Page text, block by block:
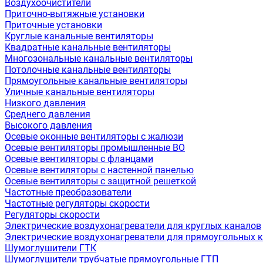
Воздухоочистители
Приточно-вытяжные установки
Приточные установки
Круглые канальные вентиляторы
Квадратные канальные вентиляторы
Многозональные канальные вентиляторы
Потолочные канальные вентиляторы
Прямоугольные канальные вентиляторы
Уличные канальные вентиляторы
Низкого давления
Среднего давления
Высокого давления
Осевые оконные вентиляторы с жалюзи
Осевые вентиляторы промышленные ВО
Осевые вентиляторы с фланцами
Осевые вентиляторы с настенной панелью
Осевые вентиляторы с защитной решеткой
Частотные преобразователи
Частотные регуляторы скорости
Регуляторы скорости
Электрические воздухонагреватели для круглых каналов
Электрические воздухонагреватели для прямоугольных
Шумоглушители ГТК
Шумоглушители трубчатые прямоугольные ГТП